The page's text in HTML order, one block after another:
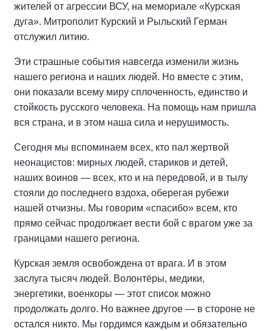
жителей от агрессии ВСУ, на мемориале «Курская
дуга». Митрополит Курский и Рыльский Герман
отслужил литию.
Эти страшные события навсегда изменили жизнь
нашего региона и наших людей. Но вместе с этим,
они показали всему миру сплоченность, единство и
стойкость русского человека. На помощь нам пришла
вся страна, и в этом наша сила и нерушимость.
Сегодня мы вспоминаем всех, кто пал жертвой
неонацистов: мирных людей, стариков и детей,
наших воинов — всех, кто и на передовой, и в тылу
стояли до последнего вздоха, оберегая рубежи
нашей отчизны. Мы говорим «спасибо» всем, кто
прямо сейчас продолжает вести бой с врагом уже за
границами нашего региона.
Курская земля освобождена от врага. И в этом
заслуга тысяч людей. Волонтёры, медики,
энергетики, военкоры — этот список можно
продолжать долго. Но важнее другое — в стороне не
остался никто. Мы гордимся каждым и обязательно